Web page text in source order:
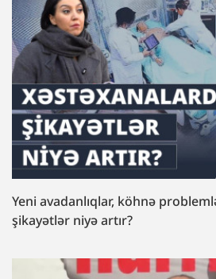
Yeni avadanlıqlar, köhnə
şikayətlər niyə artır?